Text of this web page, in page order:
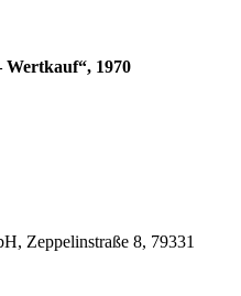
Wertkauf“, 1970
Zeppelinstraße 8, 79331